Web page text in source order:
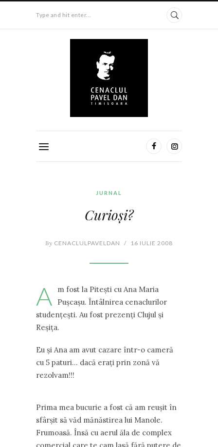
Type and hit enter...
JURNAL
Curioşi?
By CENACLULPAVELDAN / 16 IULIE 2008
A
m fost la Piteşti cu Ana Maria
Puşcaşu. Întâlnirea cenaclurilor
studenţeşti. Au fost prezenţi Clujul şi
Reşiţa.
Eu şi Ana am avut cazare într-o cameră
cu 5 paturi… dacă eraţi prin zonă vă
rezolvam!!!
Prima mea bucurie a fost că am reuşit în
sfârşit să văd mănăstirea lui Manole.
Frumoasă. Însă cu aerul ăla de complex